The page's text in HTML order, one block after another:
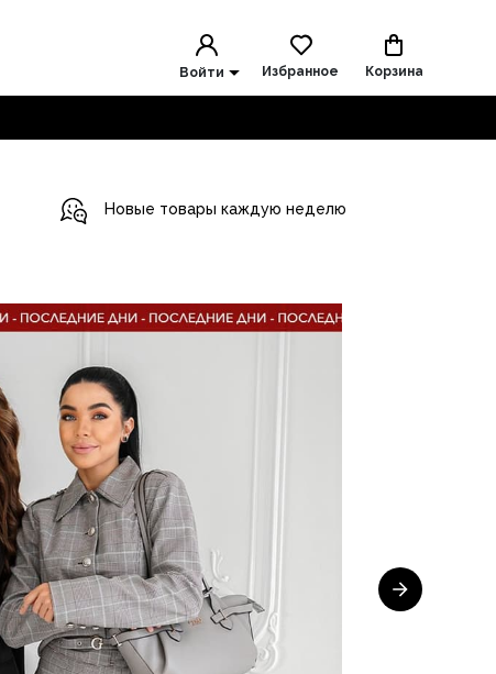
Войти Избранное Корзина
Новые товары каждую неделю